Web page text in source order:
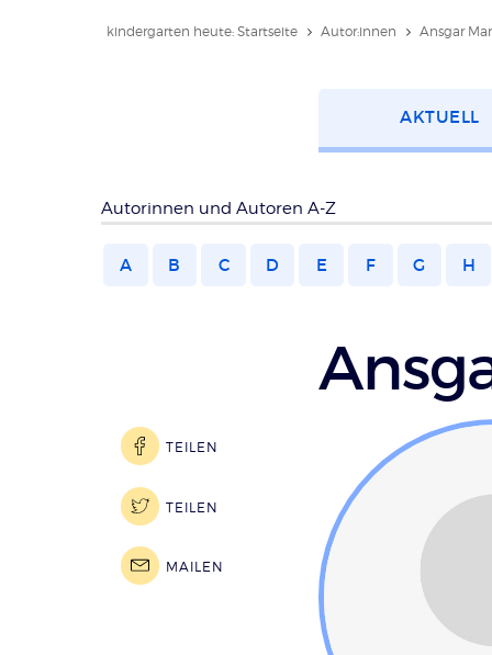
kindergarten heute: Startseite Autor:innen Ansgar
AKTUELL
Autorinnen und Autoren A-Z
A B C D E F G H
TEILEN
TEILEN
MAILEN